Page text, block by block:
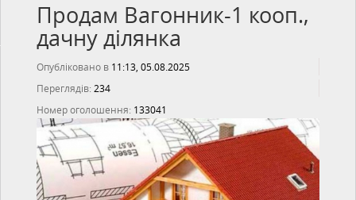
Продам Вагонник-1 кооп.,
дачну ділянка
Опубліковано в 11:13, 05.08.2025
Переглядів: 234
Номер оголошення: 133041